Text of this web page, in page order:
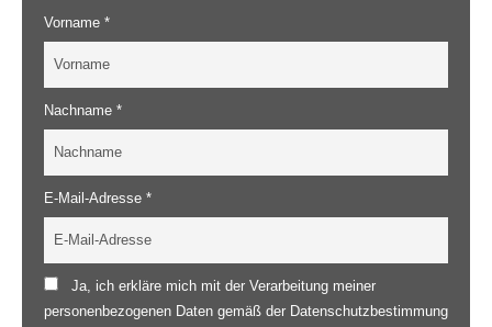
Vorname *
Nachname *
E-Mail-Adresse *
Ja, ich erkläre mich mit der Verarbeitung meiner
personenbezogenen Daten gemäß der Datenschutzbestimmung